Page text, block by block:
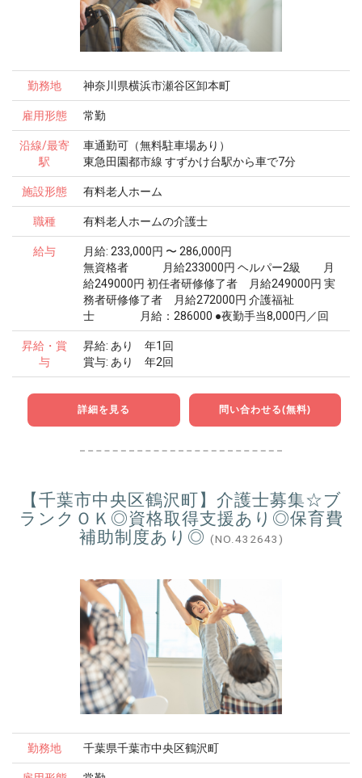
勤務地 神奈川県横浜市瀬谷区卸本町
雇用形態 常勤
沿線/最寄
駅
車通勤可（無料駐車場あり）
東急田園都市線 すずかけ台駅から車で7分
施設形態 有料老人ホーム
職種 有料老人ホームの介護士
給与
月給: 233,000円 〜 286,000円
無資格者 月給233000円 ヘルパー2級 月
給249000円 初任者研修修了者 月給249000円 実
務者研修修了者 月給272000円 介護福祉
士 月給：286000 ●夜勤手当8,000円／回
昇給・賞
与
昇給: あり 年1回
賞与: あり 年2回
詳細を見る 問い合わせる(無料)
【千葉市中央区鶴沢町】介護士募集☆ブ
ランクＯＫ◎資格取得支援あり◎保育費
補助制度あり◎ (NO.432643)
勤務地 千葉県千葉市中央区鶴沢町